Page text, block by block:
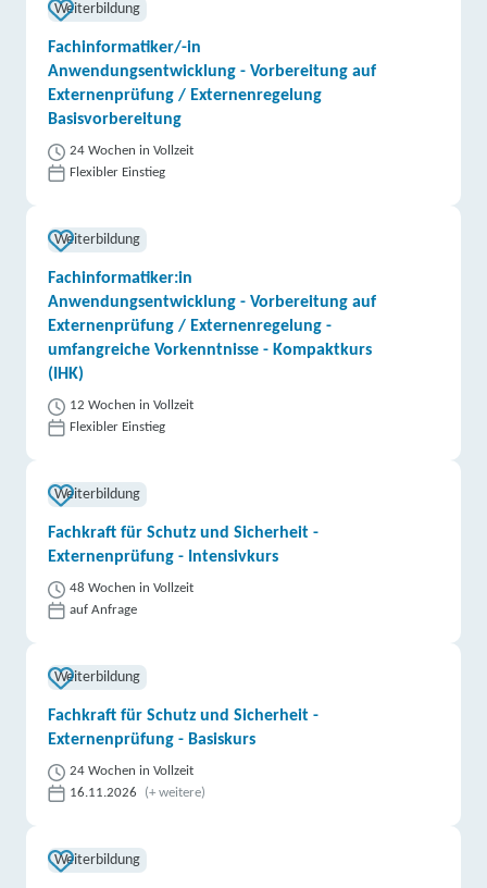
Weiterbildung
Fachinformatiker/-in
Anwendungsentwicklung - Vorbereitung auf
Externenprüfung / Externenregelung
Basisvorbereitung
24 Wochen in Vollzeit
Flexibler Einstieg
Weiterbildung
Fachinformatiker:in
Anwendungsentwicklung - Vorbereitung auf
Externenprüfung / Externenregelung -
umfangreiche Vorkenntnisse - Kompaktkurs
(IHK)
12 Wochen in Vollzeit
Flexibler Einstieg
Weiterbildung
Fachkraft für Schutz und Sicherheit -
Externenprüfung - Intensivkurs
48 Wochen in Vollzeit
auf Anfrage
Weiterbildung
Fachkraft für Schutz und Sicherheit -
Externenprüfung - Basiskurs
24 Wochen in Vollzeit
16.11.2026
(+ weitere)
Weiterbildung